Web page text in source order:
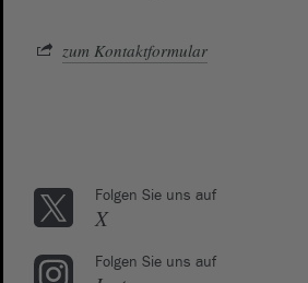
zum Kontaktformular
Folgen Sie uns auf
X
Folgen Sie uns auf